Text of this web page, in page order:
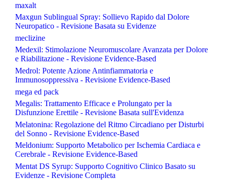
maxalt
Maxgun Sublingual Spray: Sollievo Rapido dal Dolore
Neuropatico - Revisione Basata su Evidenze
meclizine
Medexil: Stimolazione Neuromuscolare Avanzata per Dolore
e Riabilitazione - Revisione Evidence-Based
Medrol: Potente Azione Antinfiammatoria e
Immunosoppressiva - Revisione Evidence-Based
mega ed pack
Megalis: Trattamento Efficace e Prolungato per la
Disfunzione Erettile - Revisione Basata sull'Evidenza
Melatonina: Regolazione del Ritmo Circadiano per Disturbi
del Sonno - Revisione Evidence-Based
Meldonium: Supporto Metabolico per Ischemia Cardiaca e
Cerebrale - Revisione Evidence-Based
Mentat DS Syrup: Supporto Cognitivo Clinico Basato su
Evidenze - Revisione Completa